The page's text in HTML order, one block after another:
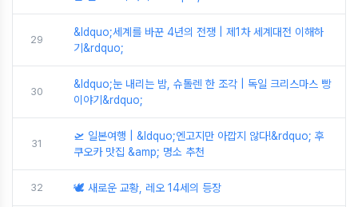
29
&ldquo;세계를 바꾼 4년의 전쟁 | 제1차 세계대전 이해하
기&rdquo;
30
&ldquo;눈 내리는 밤, 슈톨렌 한 조각 | 독일 크리스마스 빵
이야기&rdquo;
31
🛫 일본여행 | &ldquo;엔고지만 아깝지 않다!&rdquo; 후
쿠오카 맛집 &amp; 명소 추천
32 🕊️ 새로운 교황, 레오 14세의 등장